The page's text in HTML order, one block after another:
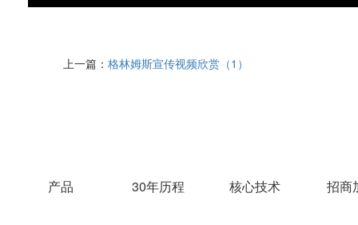
上一篇： 格林姆斯宣传视频欣赏（1）
产品 30年历程 核心技术 招商